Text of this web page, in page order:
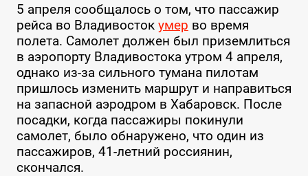
5 апреля сообщалось о том, что пассажир
рейса во Владивосток умер во время
полета. Самолет должен был приземлиться
в аэропорту Владивостока утром 4 апреля,
однако из-за сильного тумана пилотам
пришлось изменить маршрут и направиться
на запасной аэродром в Хабаровск. После
посадки, когда пассажиры покинули
самолет, было обнаружено, что один из
пассажиров, 41-летний россиянин,
скончался.